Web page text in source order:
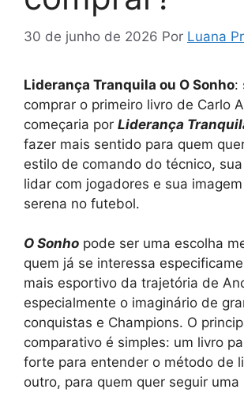
30 de junho de 2026 Por Luana
Liderança Tranquila ou O Sonho:
comprar o primeiro livro de Carlo
começaria por Liderança
fazer mais sentido para quem
estilo de comando do técnico,
lidar com jogadores e sua
serena no futebol.
O Sonho pode ser uma escolha
quem já se interessa
mais esportivo da trajetória de
especialmente o imaginário de
conquistas e Champions. O
comparativo é simples: um livro
forte para entender o método de
outro, para quem quer seguir uma